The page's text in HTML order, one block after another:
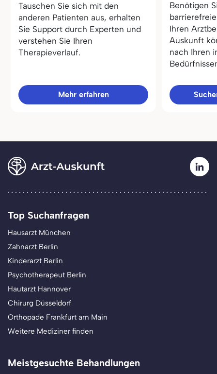
Tauschen Sie sich mit den
anderen Patienten aus, erhalten
Sie Support durch Experten und
verstehen Sie Ihren
Therapieverlauf.
Mehr erfahren
Benötigen
Ihren
Auskunft
nach Ihren
Top Suchanfragen
Hausarzt München
Zahnarzt Berlin
Kinderarzt Berlin
Psychotherapeut Berlin
Hautarzt Hannover
Chirurg Düsseldorf
Orthopäde Frankfurt am Main
Weitere Mediziner finden
Meistgesuchte Behandlungen